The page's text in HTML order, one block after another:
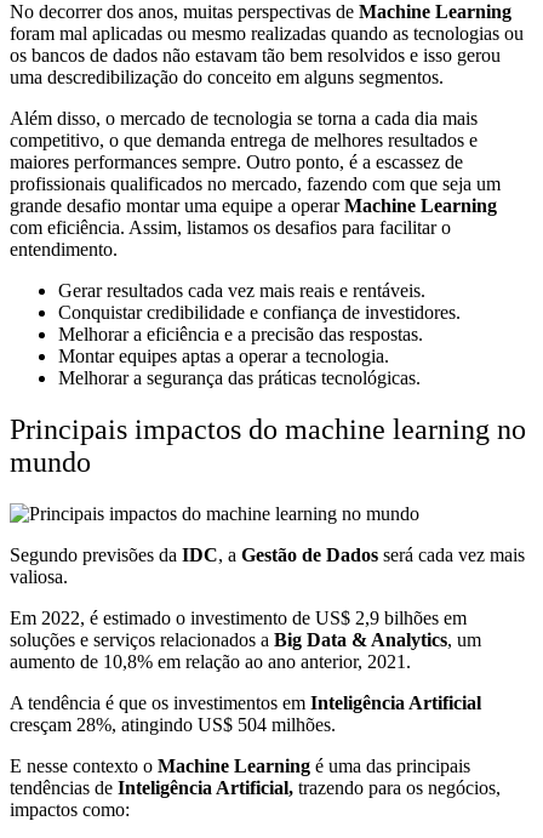
No decorrer dos anos, muitas perspectivas de Machine Learning
foram mal aplicadas ou mesmo realizadas quando as tecnologias ou
os bancos de dados não estavam tão bem resolvidos e isso gerou
uma descredibilização do conceito em alguns segmentos.
Além disso, o mercado de tecnologia se torna a cada dia mais
competitivo, o que demanda entrega de melhores resultados e
maiores performances sempre. Outro ponto, é a escassez de
profissionais qualificados no mercado, fazendo com que seja um
grande desafio montar uma equipe a operarMachine Learning
com eficiência. Assim, listamos os desafios para facilitar o
entendimento.
Gerar resultados cada vez mais reais e rentáveis.
Conquistar credibilidade e confiança de investidores.
Melhorar a eficiência e a precisão das respostas.
Montar equipes aptas a operar a tecnologia.
Melhorar a segurança das práticas tecnológicas.
Principais impactos do machine learning no
mundo
Segundo previsões da IDC, a Gestão de Dados será cada vez mais
valiosa.
Em 2022, é estimado o investimento de US$ 2,9 bilhões em
soluções e serviços relacionados a Big Data & Analytics, um
aumento de 10,8% em relação ao ano anterior, 2021.
A tendência é que os investimentos em Inteligência Artificial
cresçam 28%, atingindo US$ 504 milhões.
E nesse contexto o Machine Learning é uma das principais
tendências de Inteligência Artificial, trazendo para os negócios,
impactos como: